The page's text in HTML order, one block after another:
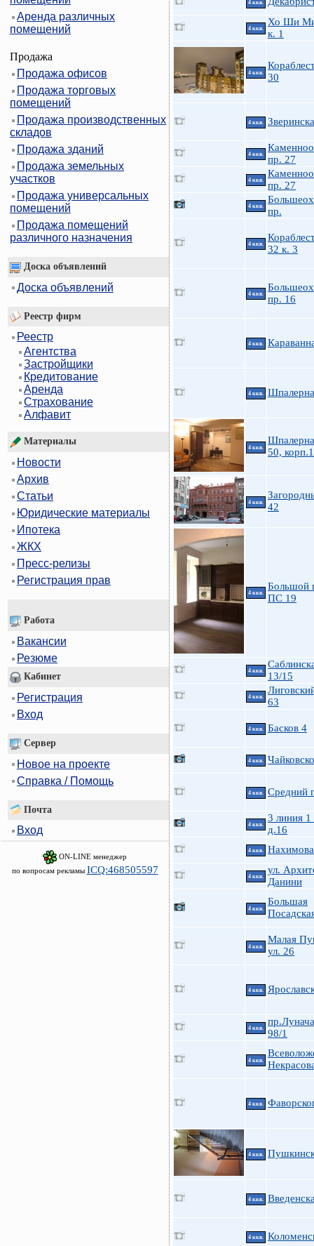
Аренда различных
помещений
Продажа
Продажа офисов
Продажа торговых
помещений
Продажа производственных
складов
Продажа зданий
Продажа земельных
участков
Продажа универсальных
помещений
Продажа помещений
различного назначения
Доска объявлений
Доска объявлений
Реестр фирм
Реестр
Агентства
Застройщики
Кредитование
Аренда
Страхование
Алфавит
Материалы
Новости
Архив
Статьи
Юридические материалы
Ипотека
ЖКХ
Пресс-релизы
Регистрация прав
Работа
Вакансии
Резюме
Кабинет
Регистрация
Вход
Сервер
Новое на проекте
Справка / Помощь
Почта
Вход
ON-LINE менеджер
по вопросам рекламы ICQ:468505597
4 ккв.
4 ккв.
Хо Ши
к. 1
4 ккв.
30
4 ккв.
4 ккв.
пр. 27
4 ккв.
пр. 27
4 ккв.
пр.
4 ккв.
32 к. 3
4 ккв.
пр. 16
4 ккв.
4 ккв.
4 ккв.
50, корп.1
4 ккв.
42
4 ккв.
Большой
ПС 19
4 ккв.
13/15
4 ккв.
63
4 ккв. Басков 4
4 ккв.
4 ккв. Средний
4 ккв.
3 линия
д.16
4 ккв.
4 ккв.
ул.
Данини
4 ккв.
Большая
4 ккв.
Малая
ул. 26
4 ккв.
4 ккв.
98/1
4 ккв.
4 ккв.
4 ккв.
4 ккв.
4 ккв.